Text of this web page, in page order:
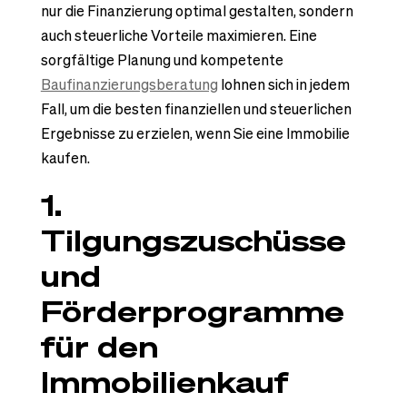
nur die Finanzierung optimal gestalten, sondern
auch steuerliche Vorteile maximieren. Eine
sorgfältige Planung und kompetente
Baufinanzierungsberatung lohnen sich in jedem
Fall, um die besten finanziellen und steuerlichen
Ergebnisse zu erzielen, wenn Sie eine Immobilie
kaufen.
1.
Tilgungszuschüsse
und
Förderprogramme
für den
Immobilienkauf